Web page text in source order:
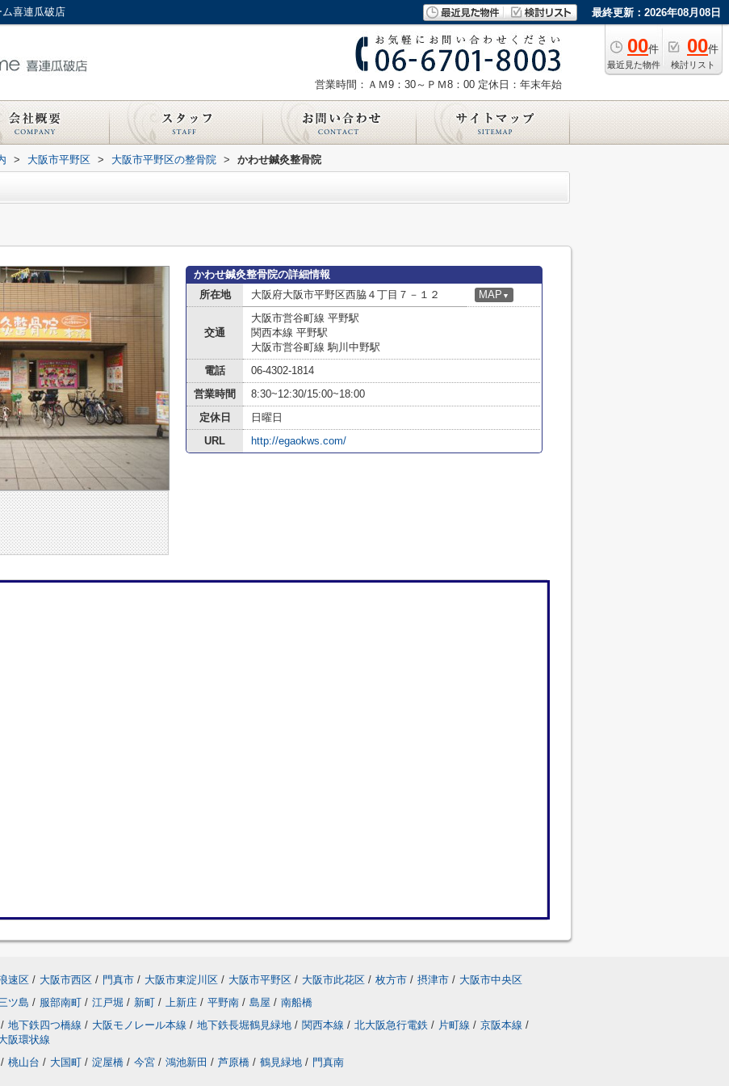
喜連瓜破店 最終更新：2026年08月08日
00件
最近見た物件
00件
検討リスト
営業時間：ＡＭ9：30～ＰＭ8：00 定休日：年末年始
> 大阪市平野区 > 大阪市平野区の整骨院 > かわせ鍼灸整骨院
かわせ鍼灸整骨院の詳細情報
所在地
大阪府大阪市平野区西脇４丁目７－１２ MAP ▼
交通
大阪市営谷町線 平野駅
関西本線 平野駅
大阪市営谷町線 駒川中野駅
電話
06-4302-1814
営業時間
8:30~12:30/15:00~18:00
定休日
日曜日
URL
http://egaokws.com/
速区 / 大阪市西区 / 門真市 / 大阪市東淀川区 / 大阪市平野区 / 大阪市此花区 / 枚方市 / 摂津市 / 大阪市中央区
ツ島 / 服部南町 / 江戸堀 / 新町 / 上新庄 / 平野南 / 島屋 / 南船橋
/ 地下鉄四つ橋線 / 大阪モノレール本線 / 地下鉄長堀鶴見緑地 / 関西本線 / 北大阪急行電鉄 / 片町線 / 京阪本線 /
阪環状線
/ 桃山台 / 大国町 / 淀屋橋 / 今宮 / 鴻池新田 / 芦原橋 / 鶴見緑地 / 門真南